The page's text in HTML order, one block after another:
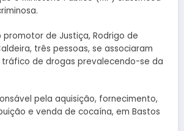
de Justiça, Rodrigo de
três pessoas, se associaram
de drogas prevalecendo-se da
pela aquisição, fornecimento,
e venda de cocaína, em Bastos